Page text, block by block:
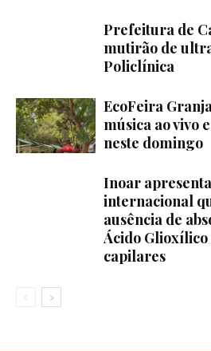
Prefeitura de
mutirão de
Policlínica
EcoFeira
música ao vivo
neste domingo
Inoar
internacional
ausência de
Ácido
capilares